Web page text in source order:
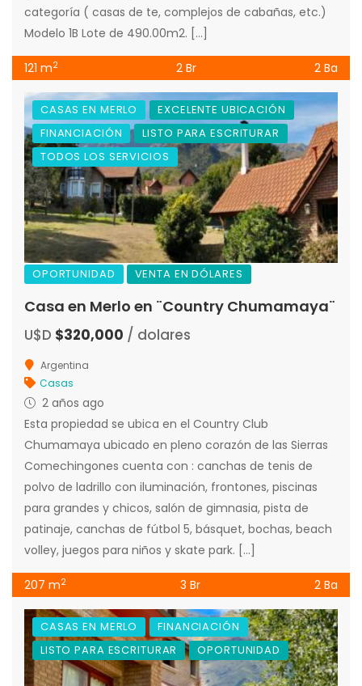
categoría ( casas de te, complejos de cabañas, etc.)
Modelo 1B Lote de 490.00m2. […]
121 m2 2 Br 2 Ba
CASAS EN MERLO
EXCELENTE UBICACIÓN
FINANCIACIÓN
LISTO PARA ESCRITURAR
TODOS LOS SERVICIOS
OPORTUNIDAD VENTA EN DÓLARES
Casa en Merlo en ¨Country Chumamaya¨
U$D $320,000 / dolares
Argentina
Casas
2 años ago
Esta propiedad se ubica en el Country Club
Chumamaya ubicado en pleno corazón de las Sierras
Comechingones cuenta con : canchas de tenis de
polvo de ladrillo con iluminación, frontones, piscinas
para grandes y chicos, salón de gimnasia, pista de
patinaje, canchas de fútbol 5, básquet, bochas, beach
volley, juegos para niños y skate park. […]
207 m2 3 Br 2 Ba
CASAS EN MERLO
FINANCIACIÓN
LISTO PARA ESCRITURAR
OPORTUNIDAD